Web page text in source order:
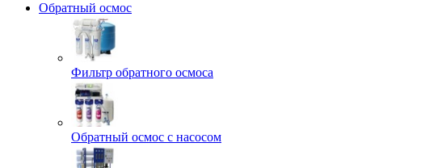
Обратный осмос
Фильтр обратного осмоса
Обратный осмос с насосом